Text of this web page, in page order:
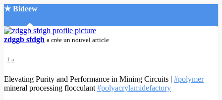
★ Bideew
Accueil
zdggb sfdgh a crée un nouvel article
1 a
Elevating Purity and Performance in Mining Circuits | #polymer
mineral processing flocculant #polyacrylamidefactory